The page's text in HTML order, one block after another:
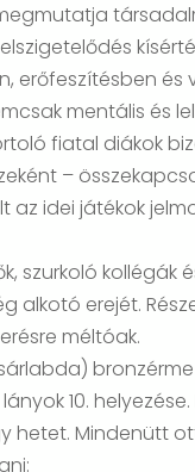
erőfeszítésben
mentális és
fiatal diákok
–
az idei játékok
szurkoló kollégák
alkotó erejét.
méltóak.
10.
hetet. Mindenütt